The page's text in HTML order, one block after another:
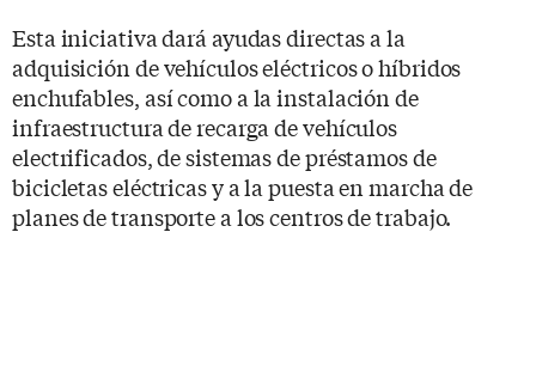
Esta iniciativa dará ayudas directas a la
adquisición de vehículos eléctricos o híbridos
enchufables, así como a la instalación de
infraestructura de recarga de vehículos
electrificados, de sistemas de préstamos de
bicicletas eléctricas y a la puesta en marcha de
planes de transporte a los centros de trabajo.